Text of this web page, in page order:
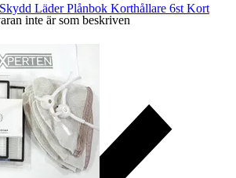
inte är som beskriven
Läder Plånbok Korthållare 6st Kort